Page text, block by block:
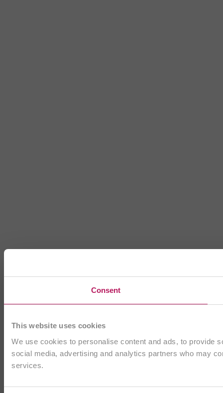
Consent
This website uses cookies
We use cookies to personalise content and ads, to provide
social media, advertising and analytics partners who may
services.